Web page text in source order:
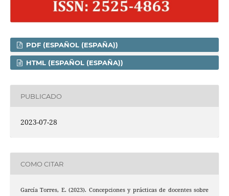
PDF (ESPAÑOL (ESPAÑA))
HTML (ESPAÑOL (ESPAÑA))
PUBLICADO
2023-07-28
COMO CITAR
García Torres, E. (2023). Concepciones y prácticas de docentes sobre